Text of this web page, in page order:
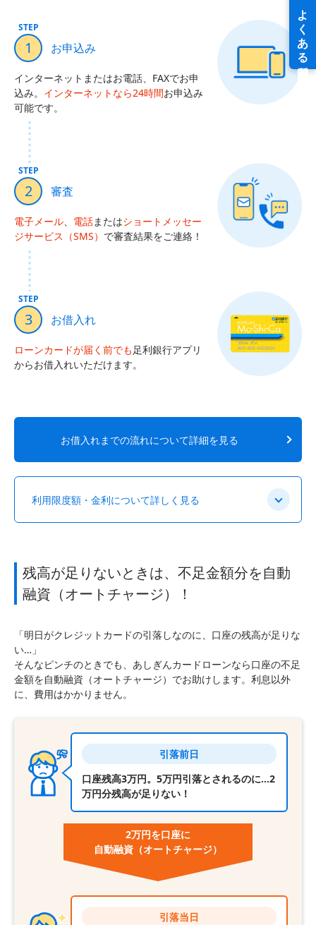
STEP
1 お申込み
インターネットまたはお電話、FAXでお申
込み。 インターネットなら24時間お申込み
可能です。
STEP
2 審査
電子メール、 電話またはショートメッセー
ジサービス（SMS） で審査結果をご連絡！
STEP
3 お借入れ
ローンカードが届く前でも足利銀行アプリ
からお借入れいただけます。
お借入れまでの流れについて詳細を見る
利用限度額・金利について詳しく見る
残高が足りないときは、不足金額分を自動
融資（オートチャージ）！
「明日がクレジットカードの引落しなのに、口座の残高が足りな
い…」
そんなピンチのときでも、あしぎんカードローンなら口座の不足
金額を自動融資（オートチャージ）でお助けします。利息以外
に、費用はかかりません。
引落前日
口座残高3万円。5万円引落とされるのに…2
万円分残高が足りない！
2万円を口座に
自動融資（オートチャージ）
引落当日